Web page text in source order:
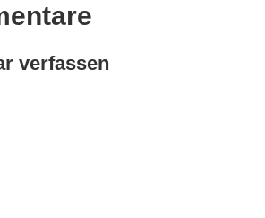
verfassen